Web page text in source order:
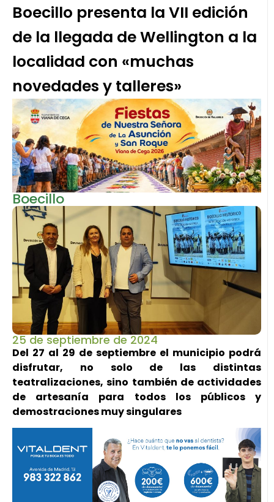
Boecillo presenta la VII edición
de la llegada de Wellington a la
localidad con «muchas
novedades y talleres»
Boecillo
25 de septiembre de 2024
Del 27 al 29 de septiembre el municipio podrá
disfrutar, no solo de las distintas
teatralizaciones, sino también de actividades
de artesanía para todos los públicos y
demostraciones muy singulares